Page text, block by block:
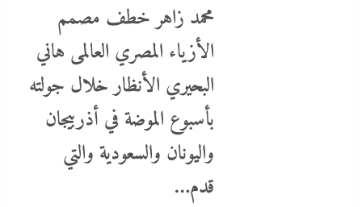
محمد زاهر خطف مصمم
الأزياء المصري العالمى هاني
البحيري الأنظار خلال جولته
بأسبوع الموضة في أذربيجان
واليونان والسعودية والتي
قدم…
جدل كبير حول كواليس حفل شيرين من الوزن لنسيان كلمات